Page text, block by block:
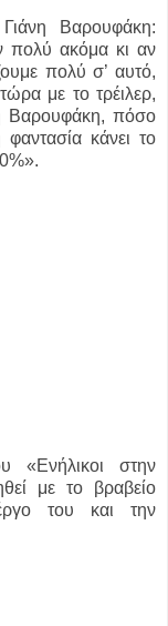
Βαρουφάκη:
πολύ ακόμα κι αν
πολύ σ’ αυτό,
με το τρέιλερ,
Βαρουφάκη, πόσο
φαντασία κάνει το
«Ενήλικοι στην
με το βραβείο
του και την